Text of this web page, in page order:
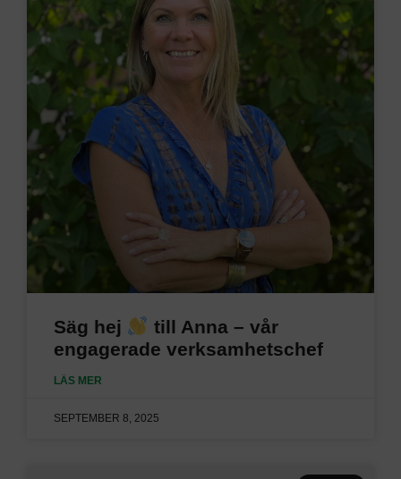
Säg hej
till Anna – vår
engagerade verksamhetschef
LÄS MER
SEPTEMBER 8, 2025